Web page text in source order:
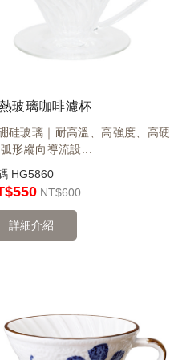
玻璃咖啡濾杯
硅玻璃｜耐高溫、高強度、高硬
形縱向導流設...
HG5860
NT$600
詳細介紹